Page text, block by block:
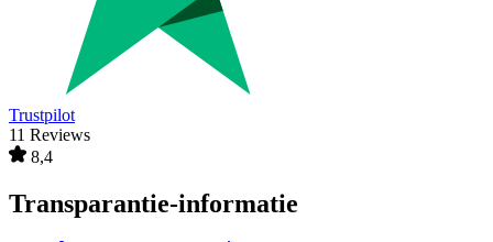
Trustpilot
11 Reviews
8,4
Transparantie-informatie